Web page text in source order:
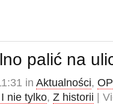
palić na
in Aktualności,
nie tylko, Z historii |